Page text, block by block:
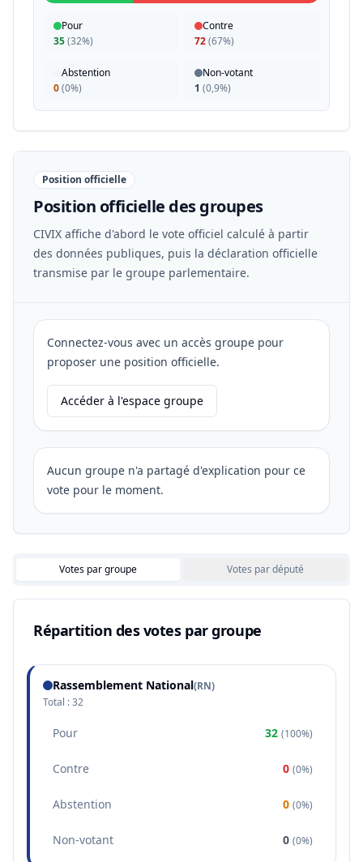
Pour
35(32%)
Contre
72(67%)
Abstention
0(0%)
Non-votant
1 (0,9%)
Position officielle
Position officielle des groupes
CIVIX affiche d'abord le vote officiel calculé à partir
des données publiques, puis la déclaration officielle
transmise par le groupe parlementaire.
Connectez-vous avec un accès groupe pour
proposer une position officielle.
Accéder à l'espace groupe
Aucun groupe n'a partagé d'explication pour ce
vote pour le moment.
Votes par groupe Votes par député
Répartition des votes par groupe
Rassemblement National(RN)
Total :32
Pour 32 (100%)
Contre 0 (0%)
Abstention 0 (0%)
Non-votant 0 (0%)